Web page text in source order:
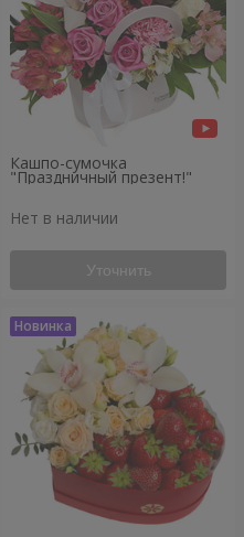
Кашпо-сумочка
"Праздничный презент!"
Нет в наличии
Уточнить